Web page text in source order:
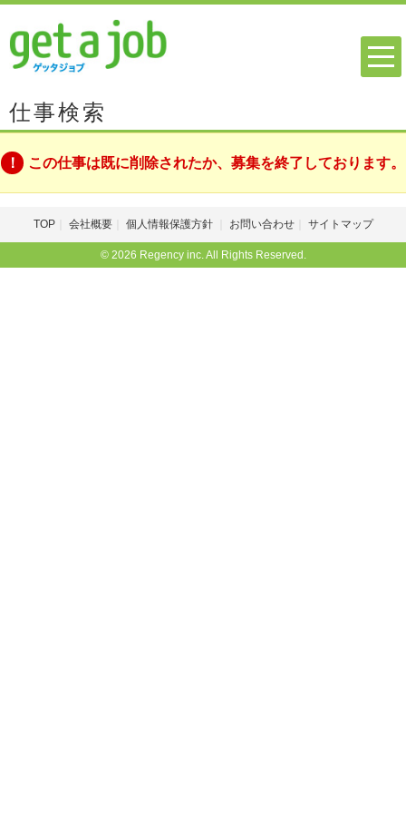
仕事検索
この仕事は既に削除されたか、募集を終了しております。
TOP 会社概要 個人情報保護方針 お問い合わせ サイトマップ
© 2026 Regency inc. All Rights Reserved.